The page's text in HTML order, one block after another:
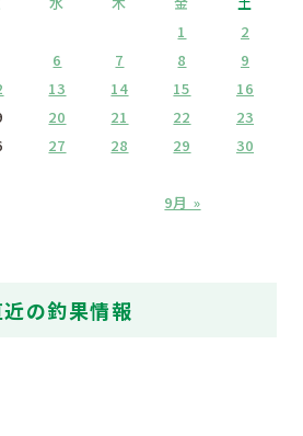
9月 »
1
2
6 7 8
9
13 14 15
16
20 21 22
23
27 28 29
30
近の釣果情報